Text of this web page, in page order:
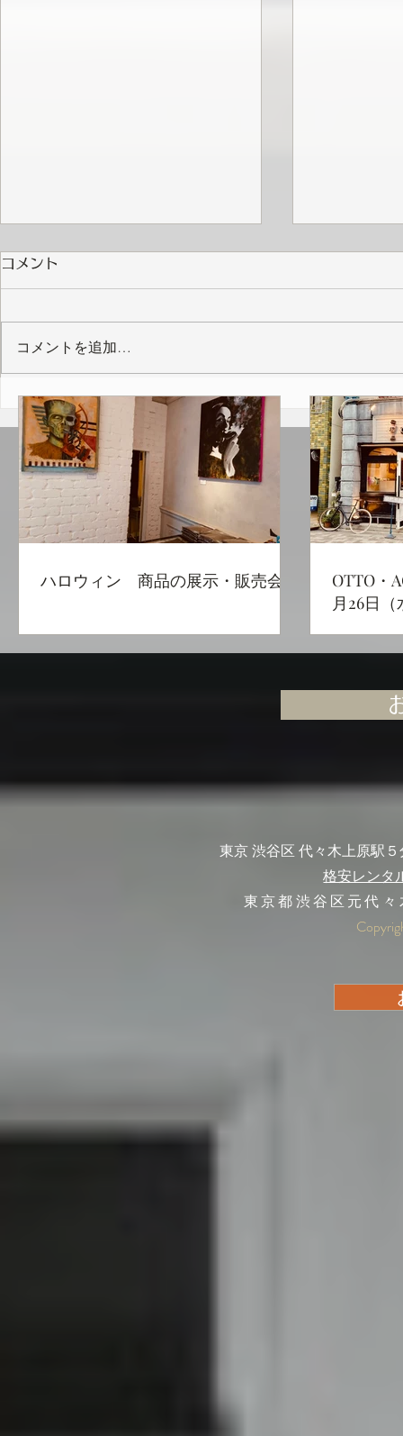
ハロウィン 商品の展示・販
売会
OTTO・
催は、1月
29日（土
コメント
コメントを追加…
ハロウィン 商品の展示・販売会
OTTO・
月26日
東京 渋谷区 代々木上原駅
格安レンタ
東京都渋谷区元代